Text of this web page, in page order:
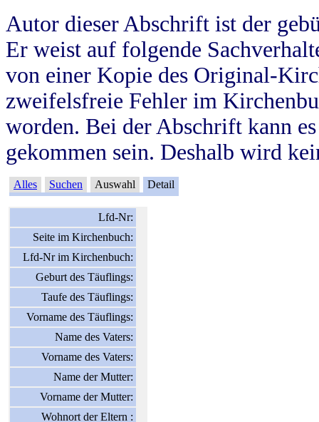
Autor dieser Abschrift ist der
Er weist auf folgende
von einer Kopie des Original-
zweifelsfreie Fehler im
worden. Bei der Abschrift kann
gekommen sein. Deshalb wird
Alles Suchen Auswahl Detail
Lfd-Nr:
Seite im Kirchenbuch:
Lfd-Nr im Kirchenbuch:
Geburt des Täuflings:
Taufe des Täuflings:
Vorname des Täuflings:
Name des Vaters:
Vorname des Vaters:
Name der Mutter:
Vorname der Mutter:
Wohnort der Eltern :